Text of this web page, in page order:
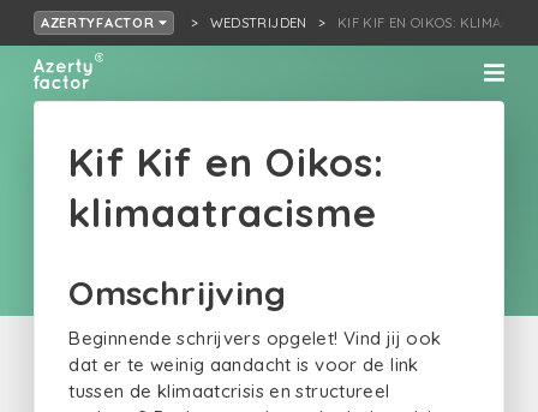
AZERTYFACTOR WEDSTRIJDEN KIF KIF EN OIKOS:
Kif Kif en Oikos:
klimaatracisme
Omschrijving
Beginnende schrijvers opgelet! Vind jij ook
dat er te weinig aandacht is voor de link
tussen de klimaatcrisis en structureel